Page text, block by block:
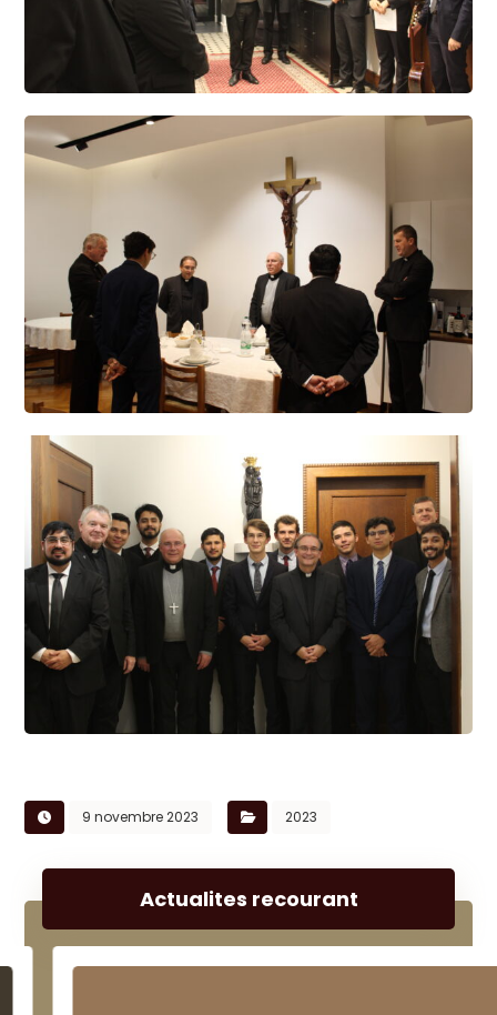
9 novembre 2023 2023
Actualites recourant